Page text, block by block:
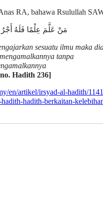
RA, bahawa Rsulullah
مَنْ عَلَّمَ عِلْمًا فَلَهُ
sesuatu ilmu maka
tanpa
Hadith 236]
en/artikel/irsyad-al-hadith/
hadith-berkaitan-